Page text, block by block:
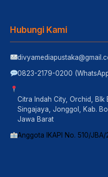
Hubungi Kami
0823-2179-0200
Citra Indah City, Orchid, Blk
Singajaya, Jonggol, Kab.
Jawa Barat
Anggota IKAPI No. 510/